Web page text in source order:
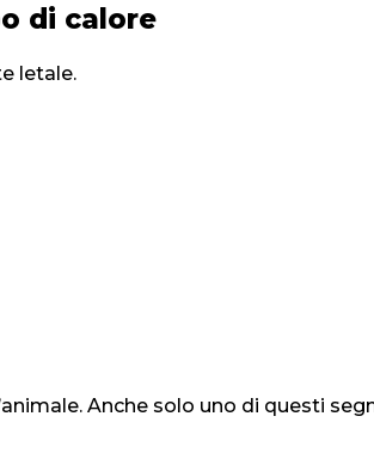
di calore
letale.
Anche solo uno di questi